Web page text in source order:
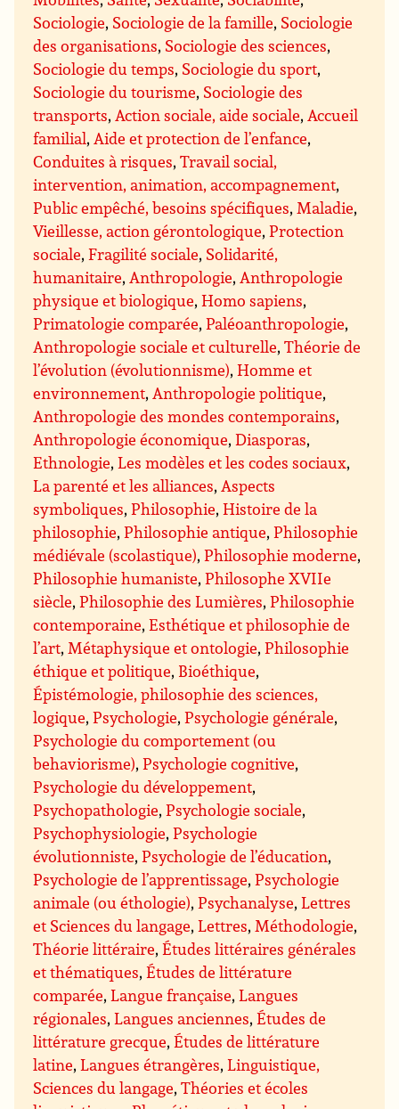
Sociologie, Sociologie de la famille, Sociologie
des organisations, Sociologie des sciences,
Sociologie du temps, Sociologie du sport,
Sociologie du tourisme, Sociologie des
transports, Action sociale, aide sociale, Accueil
familial, Aide et protection de l’enfance,
Conduites à risques,Travail social,
intervention, animation, accompagnement,
Public empêché, besoins spécifiques, Maladie,
Vieillesse, action gérontologique,Protection
sociale,Fragilité sociale, Solidarité,
humanitaire, Anthropologie, Anthropologie
physique et biologique,Homo sapiens,
Primatologie comparée,Paléoanthropologie,
Anthropologie sociale et culturelle,Théorie de
l’évolution (évolutionnisme),Homme et
environnement, Anthropologie politique,
Anthropologie des mondes contemporains,
Anthropologie économique,Diasporas,
Ethnologie,Les modèles et les codes sociaux,
La parenté et les alliances, Aspects
symboliques,Philosophie,Histoire de la
philosophie,Philosophie antique,Philosophie
médiévale (scolastique),Philosophie moderne,
Philosophie humaniste,Philosophe XVIIe
siècle,Philosophie des Lumières,Philosophie
contemporaine,Esthétique et philosophie de
l’art, Métaphysique et ontologie,Philosophie
éthique et politique, Bioéthique,
Épistémologie, philosophie des sciences,
logique,Psychologie,Psychologie générale,
Psychologie du comportement (ou
behaviorisme),Psychologie cognitive,
Psychologie du développement,
Psychopathologie,Psychologie sociale,
Psychophysiologie,Psychologie
évolutionniste,Psychologie de l’éducation,
Psychologie de l’apprentissage,Psychologie
animale (ou éthologie),Psychanalyse,Lettres
et Sciences du langage,Lettres, Méthodologie,
Théorie littéraire,Études littéraires générales
et thématiques,Études de littérature
comparée,Langue française,Langues
régionales,Langues anciennes,Études de
littérature grecque,Études de littérature
latine,Langues étrangères,Linguistique,
Sciences du langage,Théories et écoles